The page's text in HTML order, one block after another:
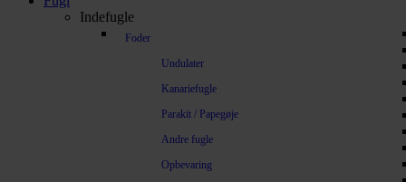
Indefugle
Foder
Undulater
Kanariefugle
Parakit / Papegøje
Andre fugle
Opbevaring